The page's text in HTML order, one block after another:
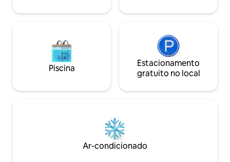
romântica. Nós permitimos crianças😊
ele atende.
Piscina
Estacionamento
gratuito no local
Ar-condicionado